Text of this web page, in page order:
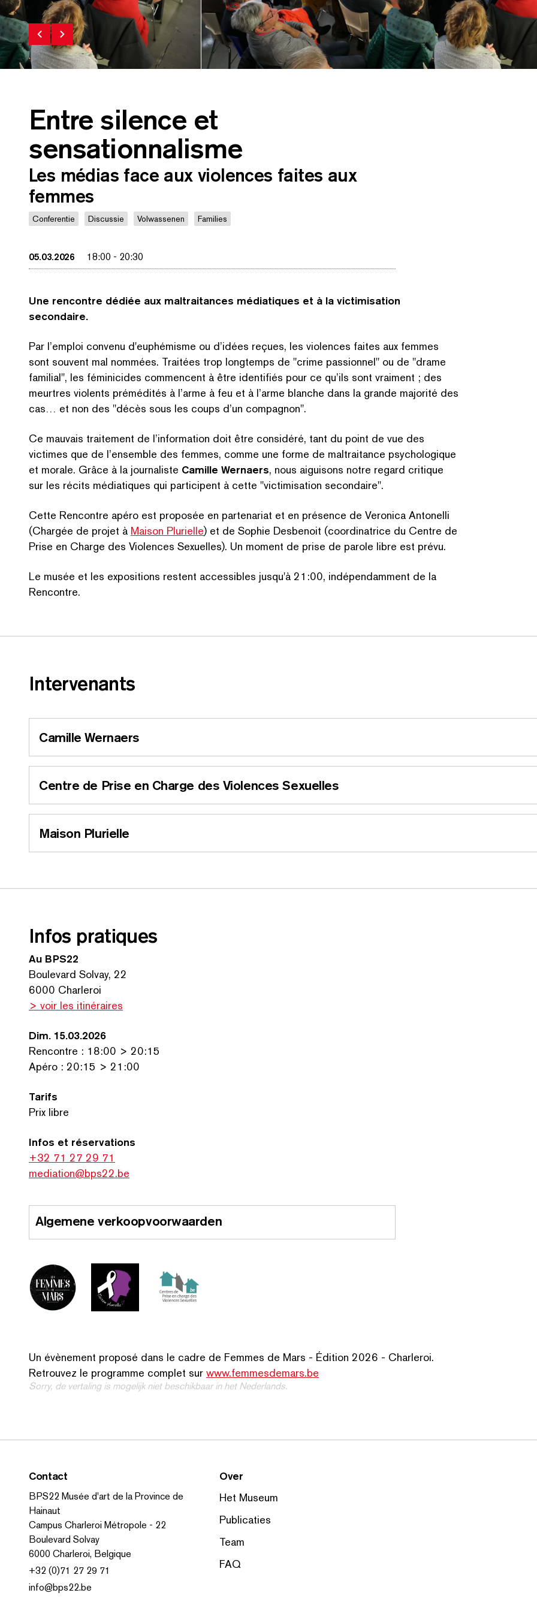
ZOEK OP
Entre silence et
sensationnalisme
Les médias face aux violences faites aux
femmes
Conferentie Discussie Volwassenen Families
05.03.2026 18:00 - 20:30
Une rencontre dédiée aux mal­trai­tances médiatiques et à la victimisation
secondaire.
Par l’emploi convenu d'euphémisme ou d’idées reçues, les violences faites aux femmes
sont souvent mal nommées. Traitées trop longtemps de "crime passionnel" ou de "drame
familial", les féminicides commencent à être identifiés pour ce qu’ils sont vraiment ; des
meurtres violents prémédités à l’arme à feu et à l’arme blanche dans la grande majorité des
cas… et non des "décès sous les coups d’un compagnon".
Ce mauvais traitement de l’information doit être considéré, tant du point de vue des
victimes que de l’ensemble des femmes, comme une forme de mal­trai­tance psy­chologique
et morale. Grâce à la journaliste Camille Wernaers, nous aiguisons notre regard critique
sur les récits médiatiques qui participent à cette "vic­tim­i­sa­tion secondaire".
Cette Rencontre apéro est proposée en partenariat et en présence de Veronica Antonelli
(Chargée de projet à Maison Plurielle) et de Sophie Desbenoit (coor­di­na­trice du Centre de
Prise en Charge des Violences Sexuelles). Un moment de prise de parole libre est prévu.
Le musée et les expositions restent accessibles jusqu'à 21:00, indépen­dam­ment de la
Rencontre.
Inter­venants
Camille Wernaers
Centre de Prise en Charge des Violences Sexuelles
Maison Plurielle
Infos pratiques
Au BPS22
Boulevard Solvay, 22
6000 Charleroi
> voir les itinéraires
Dim. 15.03.2026
Rencontre : 18:00 > 20:15
Apéro : 20:15 > 21:00
Tarifs
Prix libre
Infos et réser­va­tions
+32 71 27 29 71
mediation@bps22.be
Algemene verkoopvoorwaarden
Un évènement proposé dans le cadre de Femmes de Mars - Édition 2026 - Charleroi.
Retrouvez le programme complet sur www​.femmes​de​mars​.be
Sorry, de vertaling is mogelijk niet beschikbaar in het Nederlands.
Contact
BPS22 Musée d'art de la Province de
Hainaut
Campus Charleroi Métropole - 22
Boulevard Solvay
6000 Charleroi, Belgique
+32 (0)71 27 29 71
info@bps22.be
Over
Het Museum
Publicaties
Team
FAQ